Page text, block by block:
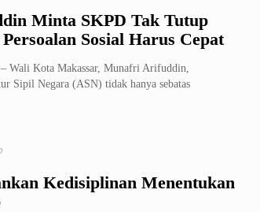
Minta SKPD Tak Tutup
Sosial Harus Cepat
Wali Kota Makassar, Munafri Arifuddin,
Sipil Negara (ASN) tidak hanya sebatas
Kedisiplinan Menentukan